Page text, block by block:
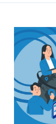
ソフト
アウト
実践ガ
セキュ
ヘルス
ブロッ